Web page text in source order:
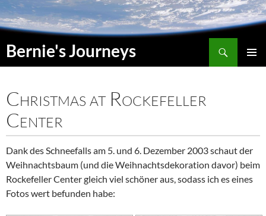
Bernie's Journeys
Suchen
Christmas at Rockefeller
Center
Dank des Schneefalls am 5. und 6. Dezember 2003 schaut der
Weihnachtsbaum (und die Weihnachtsdekoration davor) beim
Rockefeller Centergleich viel schöner aus, sodass ich es eines
Fotos wert befunden habe: